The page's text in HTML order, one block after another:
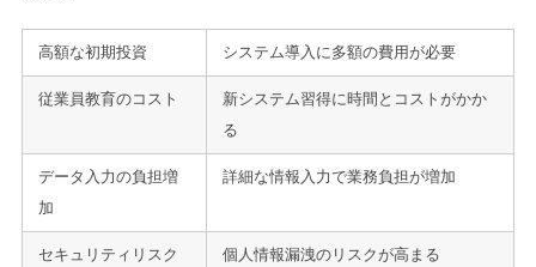
高額な初期投資 システム導入に多額の費用が必要
従業員教育のコスト
新システム習得に時間とコストがかか
る
データ入力の負担増
加
詳細な情報入力で業務負担が増加
セキュリティリスク 個人情報漏洩のリスクが高まる